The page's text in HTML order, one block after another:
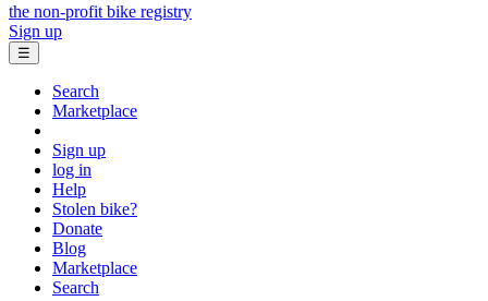
the non-profit bike registry
Sign up
☰
Search
Marketplace
Sign up
log in
Help
Stolen bike?
Donate
Blog
Marketplace
Search